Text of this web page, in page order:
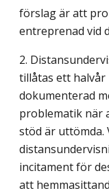
förslag är att
entreprenad vid
2.
tillåtas ett halvår
dokumenterad
problematik när
stöd är uttömda.
incitament för
att